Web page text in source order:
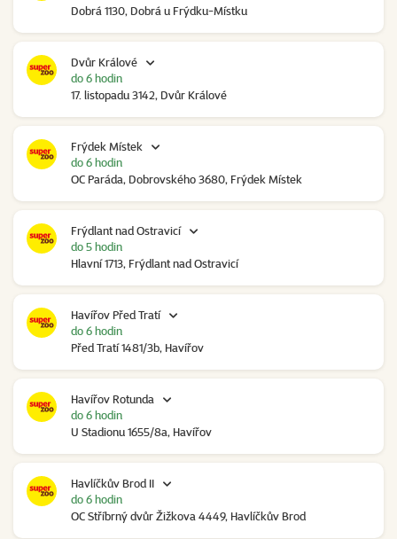
Dobrá 1130, Dobrá u Frýdku-Místku
Dvůr Králové
17. listopadu 3142, Dvůr Králové
do 6 hodin
Frýdek Místek
OC Paráda, Dobrovského 3680, Frýdek Místek
do 6 hodin
Frýdlant nad Ostravicí
Hlavní 1713, Frýdlant nad Ostravicí
do 5 hodin
Havířov Před Tratí
Před Tratí 1481/3b, Havířov
do 6 hodin
Havířov Rotunda
U Stadionu 1655/8a, Havířov
do 6 hodin
Havlíčkův Brod II
OC Stříbrný dvůr Žižkova 4449, Havlíčkův Brod
do 6 hodin